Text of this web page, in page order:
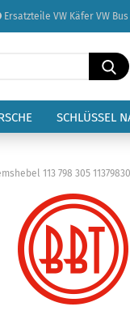
Ersatzteile VW Käfer VW
Sprache auswählen
Lieferland
Konto
SCHLÜSSEL
113 798 305